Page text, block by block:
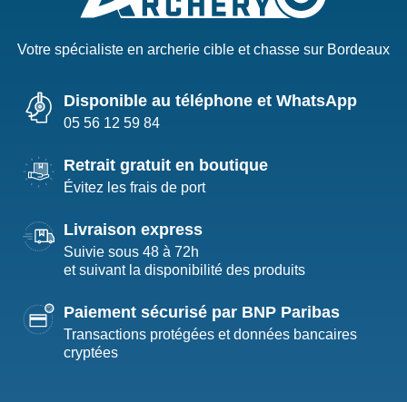
Votre spécialiste en archerie cible et chasse sur Bordeaux
Disponible au téléphone et WhatsApp
05 56 12 59 84
Retrait gratuit en boutique
Évitez les frais de port
Livraison express
Suivie sous 48 à 72h
et suivant la disponibilité des produits
Paiement sécurisé par BNP Paribas
Transactions protégées et données bancaires
cryptées